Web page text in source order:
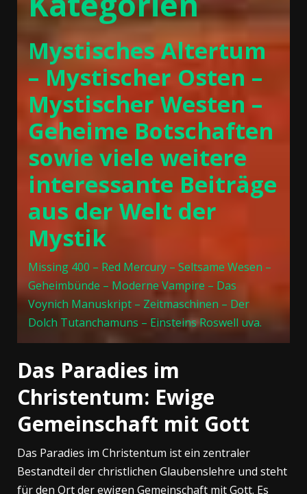
Mystisches Altertum
– Mystischer Osten –
Mystischer Westen –
Geheime Botschaften
sowie viele weitere
interessante Beiträge
aus der Welt der
Mystik
Missing 400 – Red Mercury – Seltsame Wesen –
Geheimbünde – Moderne Vampire – Das
Voynich Manuskript – Zeitmaschinen – Der
Dolch Tutanchamuns – Einsteins Roswell uva.
Das Paradies im
Christentum: Ewige
Gemeinschaft mit Gott
Das Paradies im Christentum ist ein zentraler
Bestandteil der christlichen Glaubenslehre und steht
für den Ort der ewigen Gemeinschaft mit Gott. Es